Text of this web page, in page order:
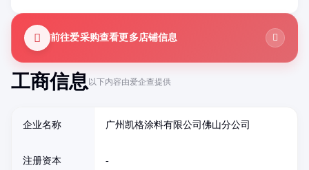
工商信息以下内容由爱企查提供
企业名称 广州凯格涂料有限公司佛山分公司
注册资本 -
前往爱采购查看更多店铺信息